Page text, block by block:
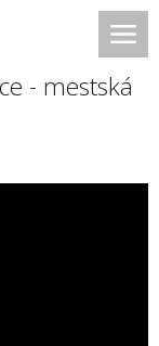
- mestská